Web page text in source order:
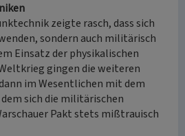
zeigte rasch, dass sich
sondern auch militärisch
Einsatz der physikalischen
gingen die weiteren
im Wesentlichen mit dem
sich die militärischen
Pakt stets mißtrauisch